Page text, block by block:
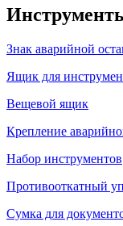
Знак аварийной
Ящик для
Вещевой ящик
Крепление
Набор инструментов
Противооткатный
Сумка для